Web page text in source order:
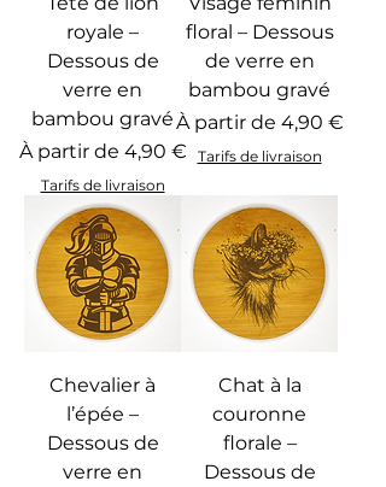
royale –
Dessous de
verre en
bambou gravé
À partir de 4,90 €
Prix promotionnel
Tarifs de livraison
floral – Dessous
de verre en
bambou gravé
À partir de 4,90 €
Prix promotionnel
Tarifs de livraison
Chevalier à
l’épée –
Dessous de
verre en
Chat à la
couronne
florale –
Dessous de